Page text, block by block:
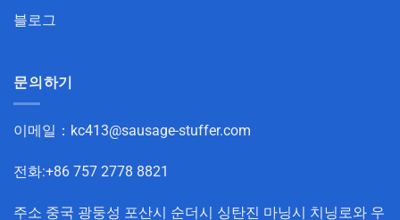
블로그
문의하기
이메일： kc413@sausage-stuffer.com
전화:+86 757 2778 8821
주소 중국 광둥성 포산시 순더시 싱탄진 마닝시 치닝로와 우